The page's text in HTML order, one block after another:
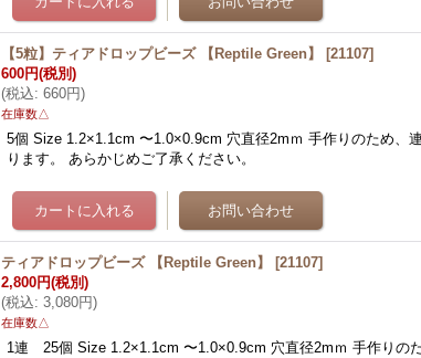
【5粒】ティアドロップビーズ 【Reptile Green】 [21107]
600円(税別)
(税込: 660円)
在庫数△
5個 Size 1.2×1.1cm 〜1.0×0.9cm 穴直径2mｍ 手作りのため、
ります。 あらかじめご了承ください。
ティアドロップビーズ 【Reptile Green】 [21107]
2,800円(税別)
(税込: 3,080円)
在庫数△
1連 25個 Size 1.2×1.1cm 〜1.0×0.9cm 穴直径2mｍ 手作りの